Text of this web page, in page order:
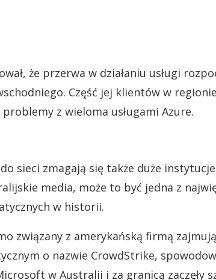
że przerwa w działaniu usługi
Część jej klientów w
z wieloma usługami Azure.
sieci zmagają się także duże
media, może to być jedna z
w historii.
związany z amerykańską firmą
o nazwie CrowdStrike,
w Australii i za granicą zaczęły